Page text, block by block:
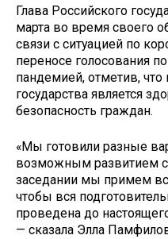
Глава Российского
марта во время своего
связи с ситуацией по
переносе голосования
пандемией, отметив,
государства является
безопасность граждан.
«Мы готовили разные
возможным развитием
заседании мы примем
чтобы вся
проведена до
— сказала Элла